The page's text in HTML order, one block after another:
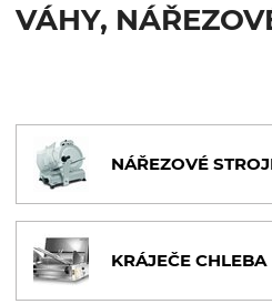
MYTÍ NÁDOBÍ
VÁHY, NÁŘEZOVÉ STROJE
NÁŘEZOVÉ STROJE
VÁHY DIGITÁLNÍ
VÁHY,
NÁŘEZOVÉ
KRÁJEČE CHLEBA